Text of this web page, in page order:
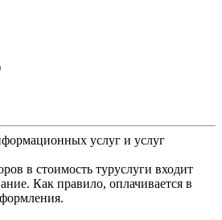
услуг и услуг
в стоимость туруслуги входит
Как правило, оплачивается в